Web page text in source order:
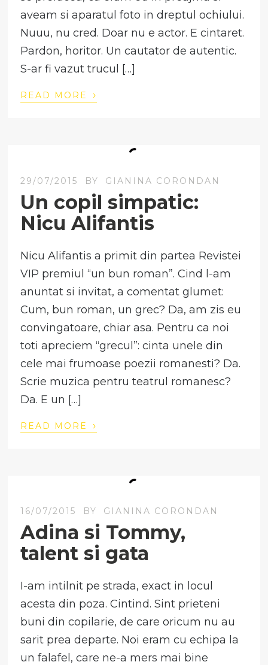
aveam si aparatul foto in dreptul ochiului.
Nuuu, nu cred. Doar nu e actor. E cintaret.
Pardon, horitor. Un cautator de autentic.
S-ar fi vazut trucul […]
READ MORE ›
29/07/2015 BY GIANINA CORONDAN
Un copil simpatic:
Nicu Alifantis
Nicu Alifantis a primit din partea Revistei
VIP premiul “un bun roman”. Cind l-am
anuntat si invitat, a comentat glumet:
Cum, bun roman, un grec? Da, am zis eu
convingatoare, chiar asa. Pentru ca noi
toti apreciem “grecul”: cinta unele din
cele mai frumoase poezii romanesti? Da.
Scrie muzica pentru teatrul romanesc?
Da. E un […]
READ MORE ›
16/07/2015 BY GIANINA CORONDAN
Adina si Tommy,
talent si gata
I-am intilnit pe strada, exact in locul
acesta din poza. Cintind. Sint prieteni
buni din copilarie, de care oricum nu au
sarit prea departe. Noi eram cu echipa la
un falafel, care ne-a mers mai bine